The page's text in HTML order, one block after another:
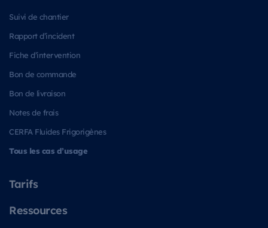
Suivi de chantier
Rapport d’incident
Fiche d’intervention
Bon de commande
Bon de livraison
Notes de frais
CERFA Fluides Frigorigènes
Tous les cas d’usage
Tarifs
Ressources